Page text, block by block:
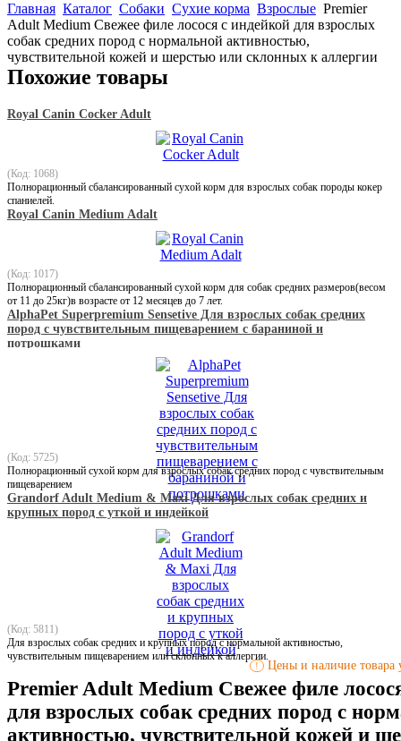
Главная Каталог Собаки Сухие корма Взрослые Premier
Adult Medium Свежее филе лосося с индейкой для взрослых
собак средних пород с нормальной активностью,
чувствительной кожей и шерстью или склонных к аллергии
Похожие товары
Royal Canin Cocker Adult
(Код: 1068)
Полнорационный сбалансированный сухой корм для взрослых собак породы кокер
спаниелей.
Royal Canin Medium Adalt
(Код: 1017)
Полнорационный сбалансированный сухой корм для собак средних размеров(весом
от 11 до 25кг)в возрасте от 12 месяцев до 7 лет.
AlphaPet Superpremium Sensetive Для взрослых собак средних
пород с чувствительным пищеварением с бараниной и
потрошками
(Код: 5725)
Полнорационный сухой корм для взрослых собак средних пород с чувствительным
пищеварением
Grandorf Adult Medium & Maxi Для взрослых собак средних и
крупных пород с уткой и индейкой
(Код: 5811)
Для взрослых собак средних и крупных пород с нормальной активностью,
чувствительным пищеварением или склонных к аллергии.
! Цены и наличие товара
Premier Adult Medium Свежее филе
для взрослых собак средних пород с
активностью, чувствительной кожей и